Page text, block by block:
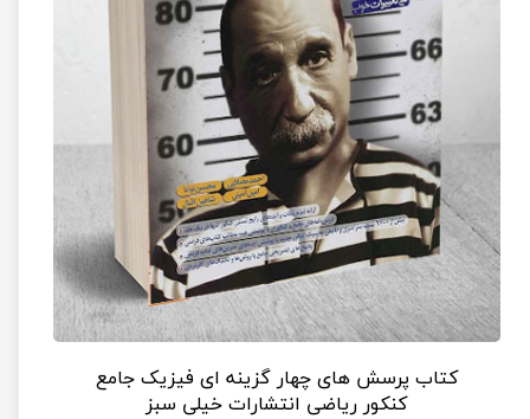
کتاب پرسش های چهار گزینه ای فیزیک جامع
کنکور ریاضی انتشارات خیلی سبز